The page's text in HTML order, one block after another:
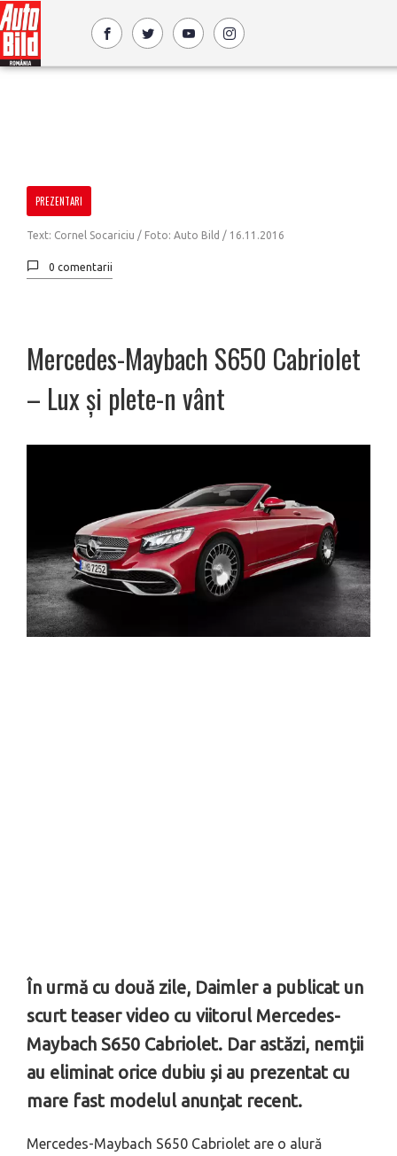
PREZENTARI
Text: Cornel Socariciu / Foto: Auto Bild / 16.11.2016
0 comentarii
Mercedes-Maybach S650 Cabriolet
– Lux și plete-n vânt
În urmă cu două zile, Daimler a publicat un
scurt teaser video cu viitorul Mercedes-
Maybach S650 Cabriolet. Dar astăzi, nemții
au eliminat orice dubiu și au prezentat cu
mare fast modelul anunțat recent.
Mercedes-Maybach S650 Cabriolet are o alură